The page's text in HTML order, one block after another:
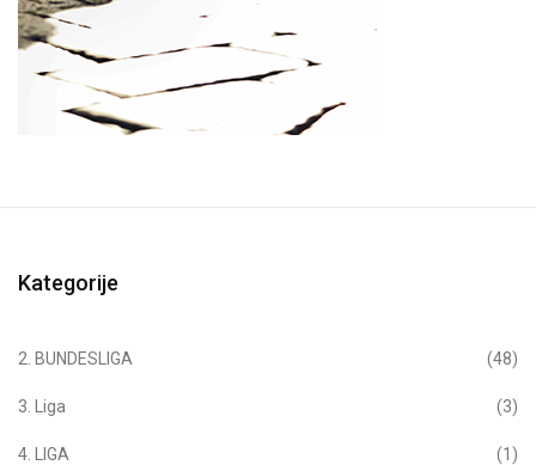
Kategorije
2. BUNDESLIGA (48)
3. Liga (3)
4. LIGA (1)